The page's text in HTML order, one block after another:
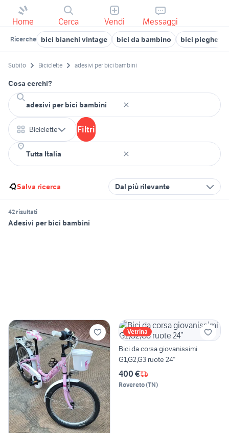
Home Cerca Vendi Messaggi
Ricerche bici bianchi vintage bici da bambino bici
Subito Biciclette adesivi per bici bambini
Cosa cerchi?
Biciclette Filtri
Salva ricerca Dal più rilevante
42 risultati
Adesivi per bici bambini
Vetrina
Bici da corsa giovanissimi
G1,G2,G3 ruote 24”
400 €
Rovereto(TN)